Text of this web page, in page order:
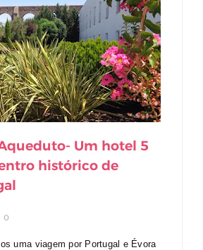
Um hotel 5
histórico de
0
uma viagem por Portugal e Évora